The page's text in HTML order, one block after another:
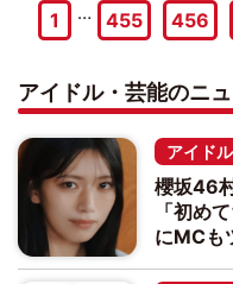
1 … 455 456
アイドル・芸能のニ
アイド
櫻坂46
「初め
にMCも